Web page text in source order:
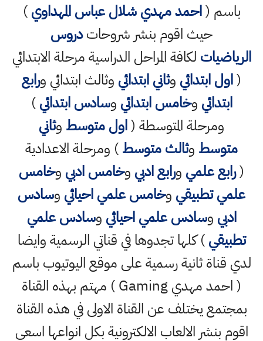
باسم (احمد مهدي شلال عباس المهداوي)
حيث اقوم بنشر شروحاتدروس
الرياضيات لكافة المراحل الدراسية مرحلة الابتدائي
(اول ابتدائي وثاني ابتدائي وثالث ابتدائي ورابع
ابتدائي وخامس ابتدائي وسادس ابتدائي)
ومرحلة المتوسطة (اول متوسط وثاني
متوسط وثالث متوسط) ومرحلة الاعدادية
(رابع علمي ورابع ادبي وخامس ادبي وخامس
علمي تطبيقي وخامس علمي احيائي وسادس
ادبي وسادس علمي احيائي وسادس علمي
تطبيقي) كلها تجدوها في قناتي الرسمية وايضا
لدي قناة ثانية رسمية على موقع اليوتيوب باسم
( احمد مهدي Gaming ) مهتم بهذه القناة
بمجتمع يختلف عن القناة الاولى في هذه القناة
اقوم بنشر الالعاب الالكترونية بكل انواعها اسعى